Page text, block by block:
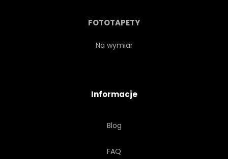
FOTOTAPETY
Na wymiar
Informacje
Blog
FAQ